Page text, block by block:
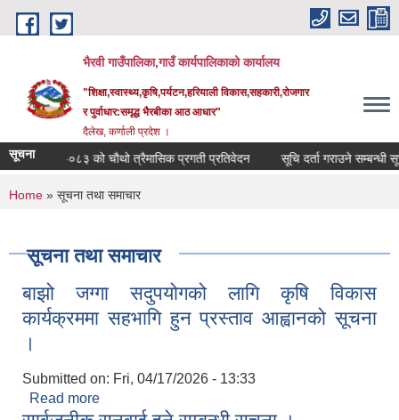
Skip to main content
भैरवी गाउँपालिका,गाउँ कार्यपालिकाको कार्यालय
"शिक्षा,स्वास्थ्य,कृषि,पर्यटन,हरियाली विकास,सहकारी,रोजगार
र पुर्वाधार:समृद्ध भैरबीका आठ आधार"
दैलेख, कर्णाली प्रदेश ।
सूचना
व २०८२-०८३ को चौथो त्रैमासिक प्रगती प्रतिवेदन सूचि दर्ता गराउने सम्बन्धी
You are here
Home » सूचना तथा समाचार
सूचना तथा समाचार
बाझो जग्गा सदुपयोगको लागि कृषि विकास
कार्यक्रममा सहभागि हुन प्रस्ताव आह्वानको सूचना
।
Submitted on: Fri, 04/17/2026 - 13:33
Read more